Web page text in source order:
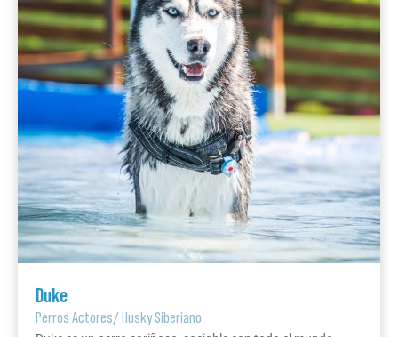
Duke
Perros Actores/Husky Siberiano